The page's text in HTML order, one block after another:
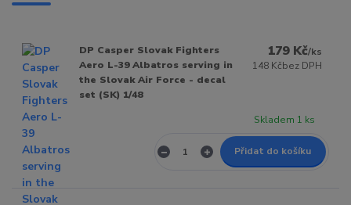
DP Casper Slovak Fighters
Aero L-39 Albatros serving in
the Slovak Air Force - decal
set (SK) 1/48
179 Kč/ks
148 Kčbez DPH
Skladem 1 ks
Přidat do košíku